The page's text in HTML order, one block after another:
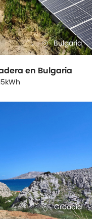
Bulgaria
en Bulgaria
Croacia